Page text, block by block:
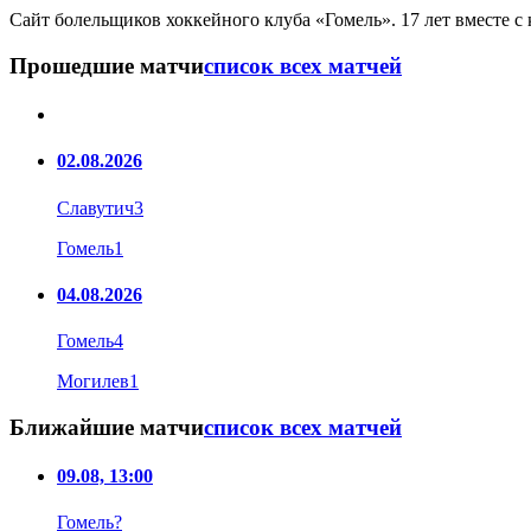
Сайт болельщиков хоккейного клуба «Гомель». 17 лет вместе с
Прошедшие матчисписок всех матчей
02.08.2026
Славутич3
Гомель1
04.08.2026
Гомель4
Могилев1
Ближайшие матчисписок всех матчей
09.08, 13:00
Гомель?